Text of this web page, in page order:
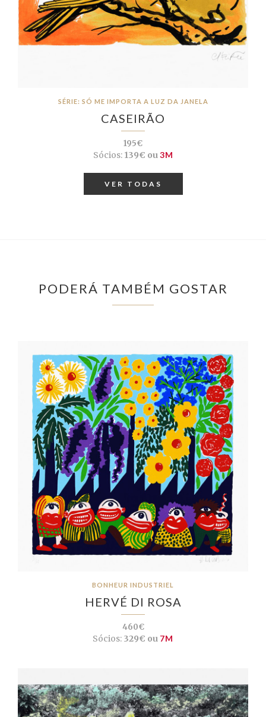
SÉRIE: SÓ ME IMPORTA A LUZ DA JANELA
CASEIRÃO
195€
Sócios:139€ ou3M
VER TODAS
PODERÁ TAMBÉM GOSTAR
BONHEUR INDUSTRIEL
HERVÉ DI ROSA
460€
Sócios: 329€ ou 7M